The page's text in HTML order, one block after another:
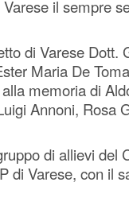
il sempre
di Varese Dott.
Maria De
memoria di
Annoni, Rosa
di allievi del
di Varese, con il